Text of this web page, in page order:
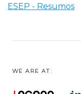
ESEP - Resumos
WE ARE AT: